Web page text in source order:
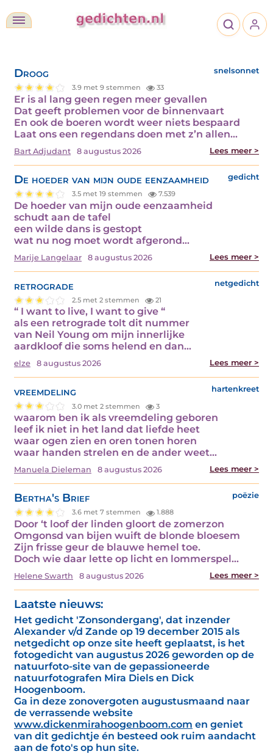
Droog snelsonnet
3.9 met 9 stemmen 33
Er is al lang geen regen meer gevallen
Dat geeft problemen voor de binnenvaart
En ook de boeren wordt weer niets bespaard
Laat ons een regendans doen met z’n allen…
Bart Adjudant 8 augustus 2026 Lees meer >
De hoeder van mijn oude eenzaamheid gedicht
3.5 met 19 stemmen 7.539
De hoeder van mijn oude eenzaamheid
schudt aan de tafel
een wilde dans is gestopt
wat nu nog moet wordt afgerond…
Marije Langelaar 8 augustus 2026 Lees meer >
retrograde netgedicht
2.5 met 2 stemmen 21
“ I want to live, I want to give “
als een retrograde tolt dit nummer
van Neil Young om mijn innerlijke
aardkloof die soms helend en dan…
elze 8 augustus 2026 Lees meer >
vreemdeling hartenkreet
3.0 met 2 stemmen 3
waarom ben ik als vreemdeling geboren
leef ik niet in het land dat liefde heet
waar ogen zien en oren tonen horen
waar handen strelen en de ander weet…
Manuela Dieleman 8 augustus 2026 Lees meer >
Bertha's Brief poëzie
3.6 met 7 stemmen 1.888
Door ‘t loof der linden gloort de zomerzon
Omgonsd van bijen wuift de blonde bloesem
Zijn frisse geur de blauwe hemel toe.
Doch wie daar lette op licht en lommerspel…
Helene Swarth 8 augustus 2026 Lees meer >
Laatste nieuws:
Het gedicht 'Zonsondergang', dat inzender
Alexander v/d Zande op 19 december 2015 als
netgedicht op onze site heeft geplaatst, is het
fotogedicht van augustus 2026 geworden op de
natuurfoto-site van de gepassioneerde
natuurfotografen Mira Diels en Dick
Hoogenboom.
Ga in deze zonovergoten augustusmaand naar
de verrassende website
www.dickenmirahoogenboom.com en geniet
van dit gedichtje én besteed ook ruim aandacht
aan de foto's op hun site.